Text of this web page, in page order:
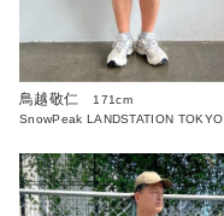
鳥越敬仁
171cm
SnowPeak LANDSTATION TOKYO